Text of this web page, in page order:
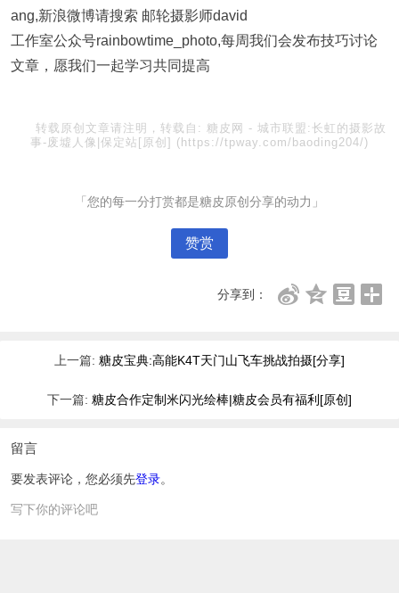
ang,新浪微博请搜索 邮轮摄影师david
工作室公众号rainbowtime_photo,每周我们会发布技巧讨论
文章，愿我们一起学习共同提高
转载原创文章请注明，转载自: 糖皮网 - 城市联盟:长虹的摄影故
事-废墟人像|保定站[原创] (https://tpway.com/baoding204/)
「您的每一分打赏都是糖皮原创分享的动力」
赞赏
分享到：
上一篇: 糖皮宝典:高能K4T天门山飞车挑战拍摄[分享]
下一篇: 糖皮合作定制米闪光绘棒|糖皮会员有福利[原创]
留言
要发表评论，您必须先登录。
写下你的评论吧